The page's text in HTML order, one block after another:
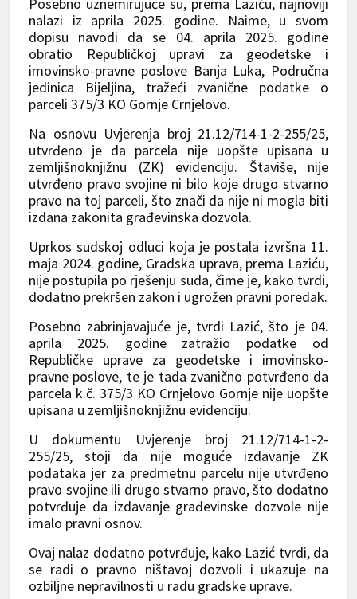
Posebno uznemirujuće su, prema Laziću, najnoviji
nalazi iz aprila 2025. godine. Naime, u svom
dopisu navodi da se 04. aprila 2025. godine
obratio Republičkoj upravi za geodetske i
imovinsko-pravne poslove Banja Luka, Područna
jedinica Bijeljina, tražeći zvanične podatke o
parceli 375/3 KO Gornje Crnjelovo.
Na osnovu Uvjerenja broj 21.12/714-1-2-255/25,
utvrđeno je da parcela nije uopšte upisana u
zemljišnoknjižnu (ZK) evidenciju. Štaviše, nije
utvrđeno pravo svojine ni bilo koje drugo stvarno
pravo na toj parceli, što znači da nije ni mogla biti
izdana zakonita građevinska dozvola.
Uprkos sudskoj odluci koja je postala izvršna 11.
maja 2024. godine, Gradska uprava, prema Laziću,
nije postupila po rješenju suda, čime je, kako tvrdi,
dodatno prekršen zakon i ugrožen pravni poredak.
Posebno zabrinjavajuće je, tvrdi Lazić, što je 04.
aprila 2025. godine zatražio podatke od
Republičke uprave za geodetske i imovinsko-
pravne poslove, te je tada zvanično potvrđeno da
parcela k.č. 375/3 KO Crnjelovo Gornje nije uopšte
upisana u zemljišnoknjižnu evidenciju.
U dokumentu Uvjerenje broj 21.12/714-1-2-
255/25, stoji da nije moguće izdavanje ZK
podataka jer za predmetnu parcelu nije utvrđeno
pravo svojine ili drugo stvarno pravo, što dodatno
potvrđuje da izdavanje građevinske dozvole nije
imalo pravni osnov.
Ovaj nalaz dodatno potvrđuje, kako Lazić tvrdi, da
se radi o pravno ništavoj dozvoli i ukazuje na
ozbiljne nepravilnosti u radu gradske uprave.